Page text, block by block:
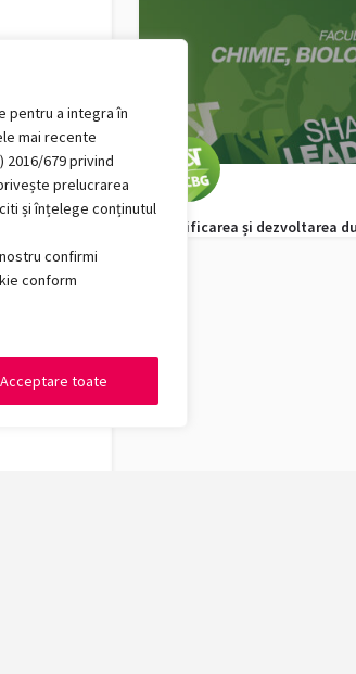
pentru a integra în
mai recente
2016/679 privind
prelucrarea
și înțelege conținutul
confirmi
conform
Acceptare toate
Planificarea și dezvoltarea